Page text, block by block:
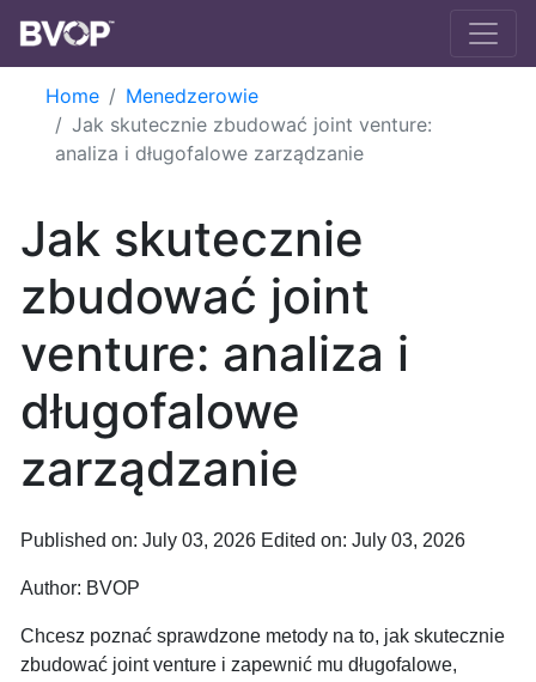
Skip to main content
Home
Menedzerowie
Jak skutecznie zbudować joint venture:
analiza i długofalowe zarządzanie
Jak skutecznie
zbudować joint
venture: analiza i
długofalowe
zarządzanie
Published on: July 03, 2026 Edited on: July 03, 2026
Author: BVOP
Chcesz poznać sprawdzone metody na to, jak skutecznie
zbudować joint venture i zapewnić mu długofalowe,